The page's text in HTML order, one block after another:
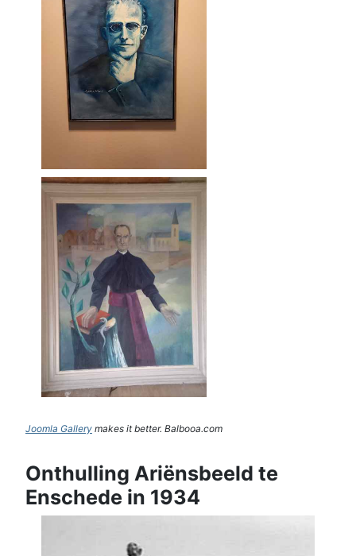
Joomla Gallery makes it better. Balbooa.com
Onthulling Ariënsbeeld te
Enschede in 1934